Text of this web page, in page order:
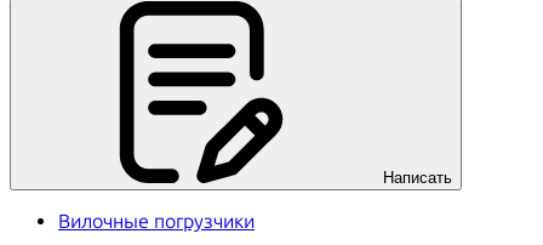
Написать
Вилочные погрузчики